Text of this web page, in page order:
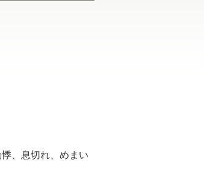
、息切れ、めまい